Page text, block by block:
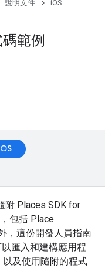
說明文件
iOS
範例
附 Places SDK for
包括 Place
，這份開發人員指南
匯入和建構應用程
及使用隨附的程式